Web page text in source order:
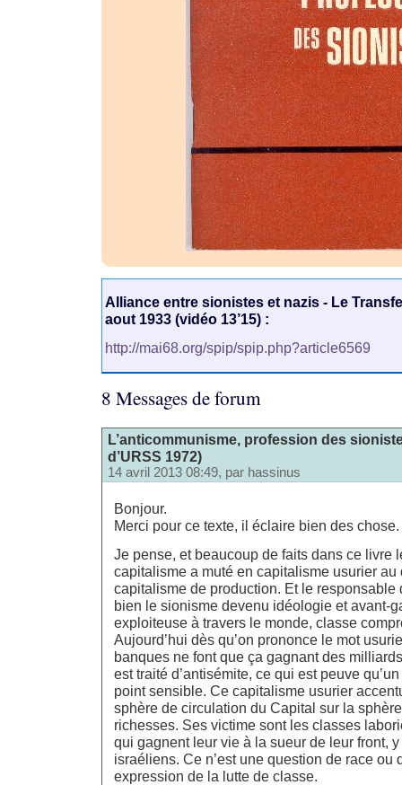
Alliance entre sionistes et nazis - Le
aout 1933 (vidéo 13’15) :
http://mai68.org/spip/spip.php?article6569
8 Messages de forum
L’anticommunisme, profession des
d’URSS 1972)
14 avril 2013 08:49, par hassinus
Bonjour.
Merci pour ce texte, il éclaire bien des chose.
Je pense, et beaucoup de faits dans ce livre
capitalisme a muté en capitalisme usurier au
capitalisme de production. Et le responsable
bien le sionisme devenu idéologie et avant-
exploiteuse à travers le monde, classe
Aujourd’hui dès qu’on prononce le mot
banques ne font que ça gagnant des
est traité d’antisémite, ce qui est peuve
point sensible. Ce capitalisme usurier
sphère de circulation du Capital sur la
richesses. Ses victime sont les classes
qui gagnent leur vie à la sueur de leur front,
israéliens. Ce n’est une question de race ou
expression de la lutte de classe.